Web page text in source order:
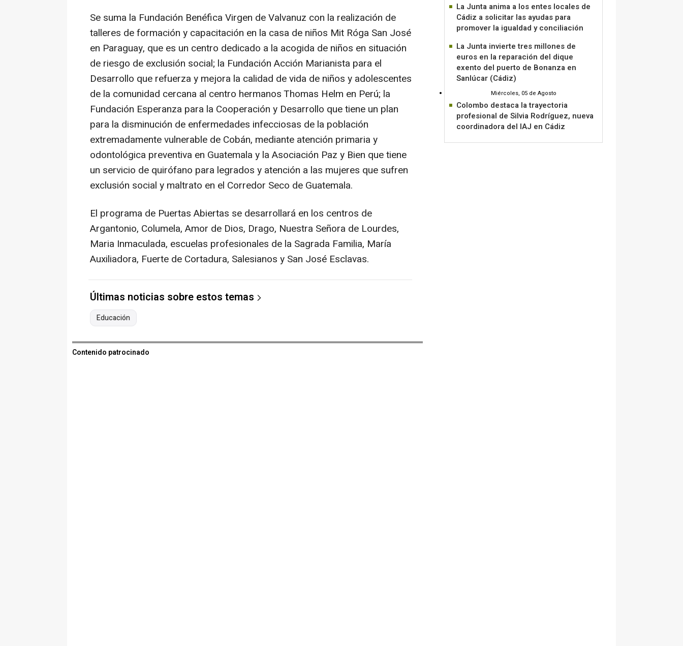
Se suma la Fundación Benéfica Virgen de Valvanuz con la realización de
talleres de formación y capacitación en la casa de niños Mit Róga San José
en Paraguay, que es un centro dedicado a la acogida de niños en situación
de riesgo de exclusión social; la Fundación Acción Marianista para el
Desarrollo que refuerza y mejora la calidad de vida de niños y adolescentes
de la comunidad cercana al centro hermanos Thomas Helm en Perú; la
Fundación Esperanza para la Cooperación y Desarrollo que tiene un plan
para la disminución de enfermedades infecciosas de la población
extremadamente vulnerable de Cobán, mediante atención primaria y
odontológica preventiva en Guatemala y la Asociación Paz y Bien que tiene
un servicio de quirófano para legrados y atención a las mujeres que sufren
exclusión social y maltrato en el Corredor Seco de Guatemala.
El programa de Puertas Abiertas se desarrollará en los centros de
Argantonio, Columela, Amor de Dios, Drago, Nuestra Señora de Lourdes,
Maria Inmaculada, escuelas profesionales de la Sagrada Familia, María
Auxiliadora, Fuerte de Cortadura, Salesianos y San José Esclavas.
Últimas noticias sobre estos temas
Educación
Contenido patrocinado
La Junta anima a los entes locales de
Cádiz a solicitar las ayudas para
promover la igualdad y conciliación
La Junta invierte tres millones de
euros en la reparación del dique
exento del puerto de Bonanza en
Sanlúcar (Cádiz)
Miércoles, 05 de Agosto
Colombo destaca la trayectoria
profesional de Silvia Rodríguez, nueva
coordinadora del IAJ en Cádiz